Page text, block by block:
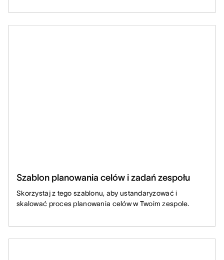
Szablon planowania celów i zadań zespołu
Skorzystaj z tego szablonu, aby ustandaryzować i
skalować proces planowania celów w Twoim zespole.